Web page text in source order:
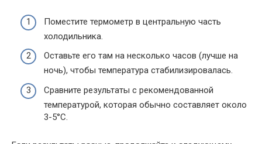
Поместите термометр в центральную часть
холодильника.
Оставьте его там на несколько часов (лучше на
ночь), чтобы температура стабилизировалась.
Сравните результаты с рекомендованной
температурой, которая обычно составляет около
3-5°C.